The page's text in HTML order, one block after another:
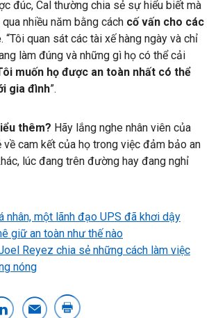
đúc, Cal thường chia sẻ sự hiểu biết mà
nhiều năm bằng cách cố vấn cho các
. “Tôi quan sát các tài xế hàng ngày và chỉ
làm đúng và những gì họ có thể cải
muốn họ được an toàn nhất có thể
gia đình”.
thêm? Hãy lắng nghe nhân viên của
về cam kết của họ trong việc đảm bảo an
lúc đang trên đường hay đang nghỉ
nhân, một lãnh đạo UPS đã khơi dậy
giữ an toàn như thế nào
Reyez chia sẻ những cách làm việc
nóng